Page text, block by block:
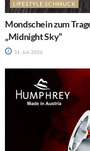
LIFESTYLE SCHMUCK
Mondschein zum
„Midnight Sky“
31. Juli 2026